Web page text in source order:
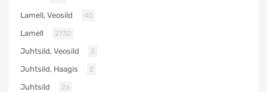
Lamell, Veosild 40
Lamell 2730
Juhtsild, Veosild 3
Juhtsild, Haagis 2
Juhtsild 26